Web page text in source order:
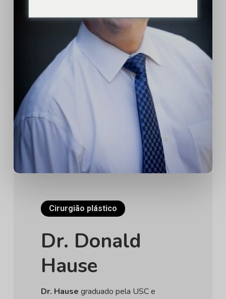
Cirurgião plástico
Dr. Donald
Hause
Dr. Hause graduado pela USC e